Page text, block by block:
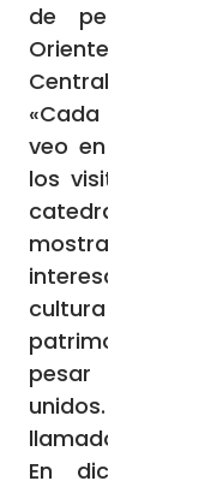
de
Oriente
Central.
«Cada año -
veo en este
los visitantes:
catedral y de
mostrarles,
interesante
cultura que
patrimonio
pesar de la
unidos. Un
llamados a
En